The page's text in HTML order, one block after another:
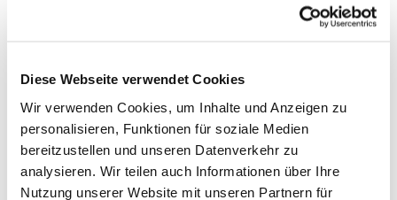
Diese Webseite verwendet Cookies
Wir verwenden Cookies, um Inhalte und Anzeigen zu
personalisieren, Funktionen für soziale Medien
bereitzustellen und unseren Datenverkehr zu
analysieren. Wir teilen auch Informationen über Ihre
Nutzung unserer Website mit unseren Partnern für